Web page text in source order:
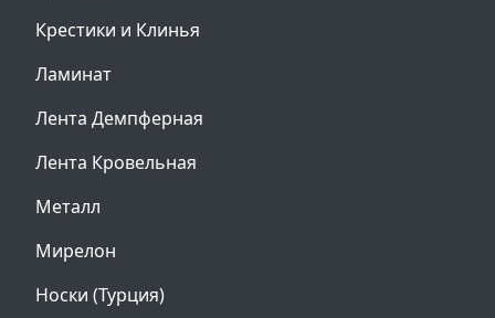
Крестики и Клинья
Ламинат
Лента Демпферная
Лента Кровельная
Металл
Мирелон
Носки (Турция)